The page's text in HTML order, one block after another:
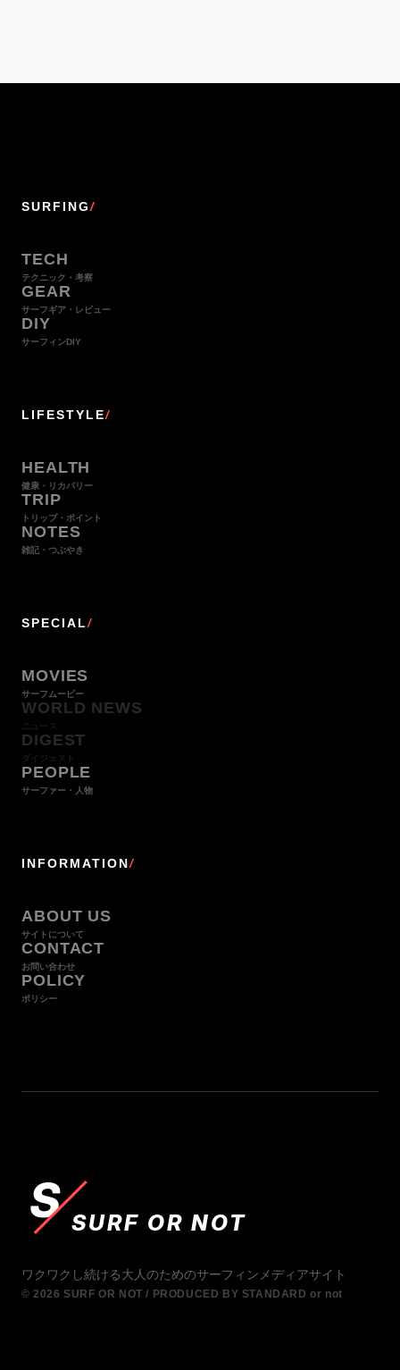
SURFING/
TECH
テクニック・考察
GEAR
サーフギア・レビュー
DIY
サーフィンDIY
LIFESTYLE/
HEALTH
健康・リカバリー
TRIP
トリップ・ポイント
NOTES
雑記・つぶやき
SPECIAL/
MOVIES
サーフムービー
WORLD NEWS
ニュース
DIGEST
ダイジェスト
PEOPLE
サーファー・人物
INFORMATION/
ABOUT US
サイトについて
CONTACT
お問い合わせ
POLICY
ポリシー
SURF OR NOT
S
ワクワクし続ける大人のためのサーフィンメディアサイト
© 2026 SURF OR NOT / PRODUCED BY STANDARD or not